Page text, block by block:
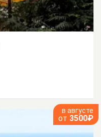
в августе
от 3500₽